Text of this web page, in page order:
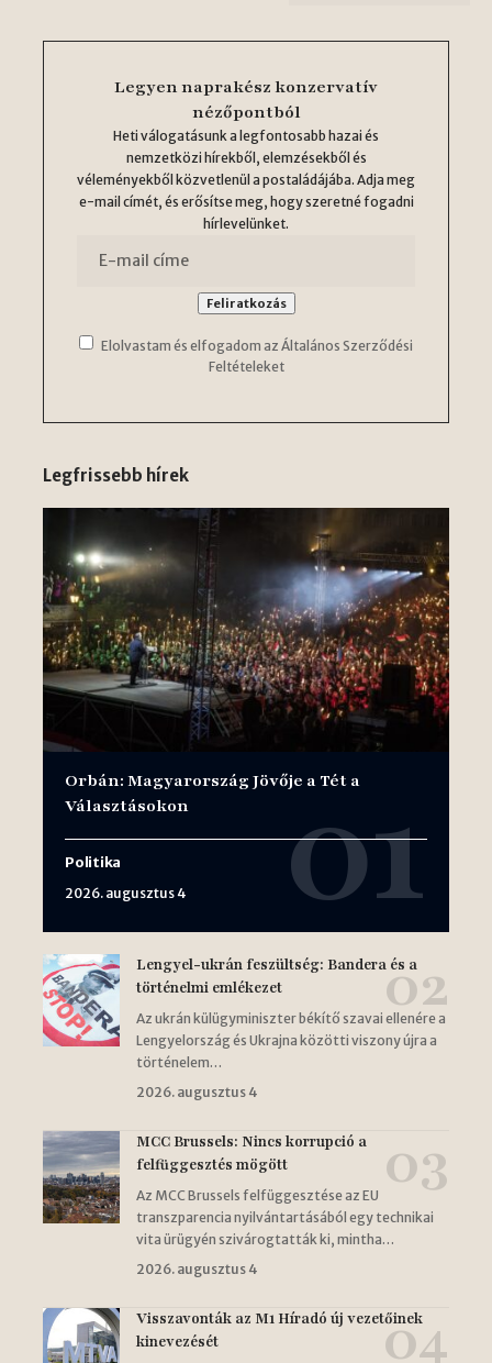
Legyen naprakész konzervatív
nézőpontból
Heti válogatásunk a legfontosabb hazai és
nemzetközi hírekből, elemzésekből és
véleményekből közvetlenül a postaládájába. Adja meg
e-mail címét, és erősítse meg, hogy szeretné fogadni
hírlevelünket.
Elolvastam és elfogadom az Általános Szerződési
Feltételeket
Legfrissebb hírek
Orbán: Magyarország Jövője a Tét a
Választásokon
Politika
2026. augusztus 4
Lengyel-ukrán feszültség: Bandera és a
történelmi emlékezet
Az ukrán külügyminiszter békítő szavai ellenére a
Lengyelország és Ukrajna közötti viszony újra a
történelem…
2026. augusztus 4
MCC Brussels: Nincs korrupció a
felfüggesztés mögött
Az MCC Brussels felfüggesztése az EU
transzparencia nyilvántartásából egy technikai
vita ürügyén szivárogtatták ki, mintha…
2026. augusztus 4
Visszavonták az M1 Híradó új vezetőinek
kinevezését